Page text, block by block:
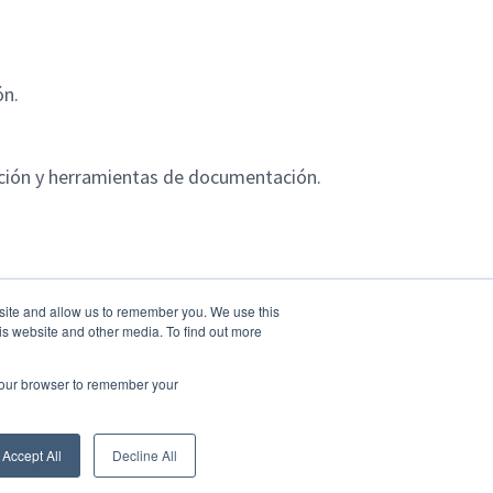
and allow us to remember you. We use this
website and other media. To find out more
browser to remember your
Accept All Decline All
y herramientas de documentación.